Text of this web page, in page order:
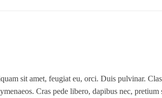
sit amet, feugiat eu, orci. Duis pulvinar.
Cras pede libero, dapibus nec,